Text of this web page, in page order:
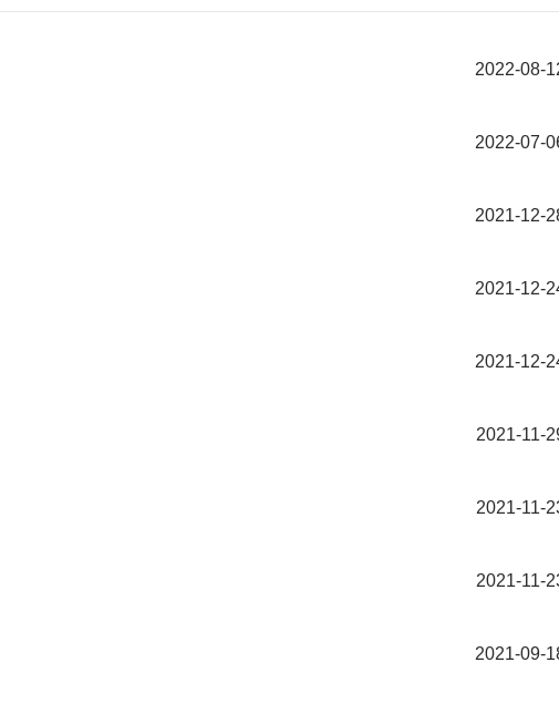
2022-08-
2022-07-
2021-12-
2021-12-
2021-12-
2021-11-
2021-11-
2021-11-
2021-09-